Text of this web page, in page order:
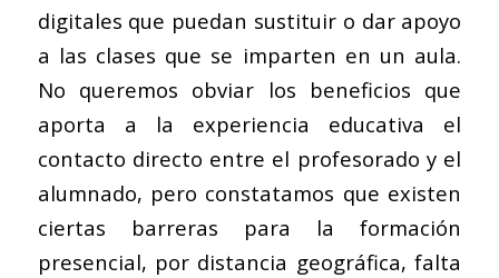
digitales que puedan sustituir o dar apoyo
a las clases que se imparten en un aula.
No queremos obviar los beneficios que
aporta a la experiencia educativa el
contacto directo entre el profesorado y el
alumnado, pero constatamos que existen
ciertas barreras para la formación
presencial, por distancia geográfica, falta